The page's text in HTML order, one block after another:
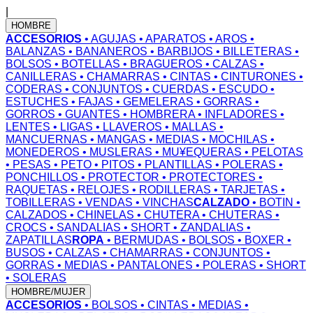
HOMBRE
ACCESORIOS • AGUJAS • APARATOS • AROS •
BALANZAS • BANANEROS • BARBIJOS • BILLETERAS •
BOLSOS • BOTELLAS • BRAGUEROS • CALZAS •
CANILLERAS • CHAMARRAS • CINTAS • CINTURONES •
CODERAS • CONJUNTOS • CUERDAS • ESCUDO •
ESTUCHES • FAJAS • GEMELERAS • GORRAS •
GORROS • GUANTES • HOMBRERA• INFLADORES •
LENTES • LIGAS • LLAVEROS • MALLAS •
MANCUERNAS • MANGAS • MEDIAS • MOCHILAS •
MONEDEROS • MUSLERAS • MU¥EQUERAS • PELOTAS
• PESAS • PETO • PITOS • PLANTILLAS • POLERAS •
PONCHILLOS • PROTECTOR • PROTECTORES •
RAQUETAS • RELOJES • RODILLERAS • TARJETAS •
TOBILLERAS • VENDAS • VINCHASCALZADO • BOTIN •
CALZADOS • CHINELAS • CHUTERA• CHUTERAS •
CROCS • SANDALIAS • SHORT • ZANDALIAS •
ZAPATILLAS ROPA • BERMUDAS • BOLSOS • BOXER •
BUSOS • CALZAS • CHAMARRAS • CONJUNTOS •
GORRAS • MEDIAS • PANTALONES • POLERAS • SHORT
• SOLERAS
HOMBRE/MUJER
ACCESORIOS • BOLSOS • CINTAS • MEDIAS •